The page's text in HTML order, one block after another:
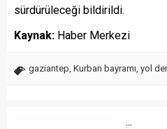
sürdürüleceği bildirildi.
Kaynak: Haber Merkezi
gaziantep Kurban bayramı yol
...